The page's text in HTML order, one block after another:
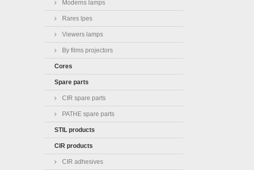
Moderns lamps
Rares lpes
Viewers lamps
By films projectors
Cores
Spare parts
CIR spare parts
PATHE spare parts
STIL products
CIR products
CIR adhesives